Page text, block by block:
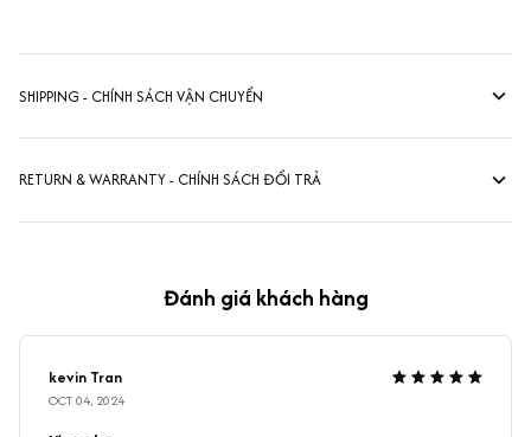
SHIPPING - CHÍNH SÁCH VẬN CHUYỂN
RETURN & WARRANTY - CHÍNH SÁCH ĐỔI TRẢ
Đánh giá khách hàng
kevin Tran
OCT 04, 2024